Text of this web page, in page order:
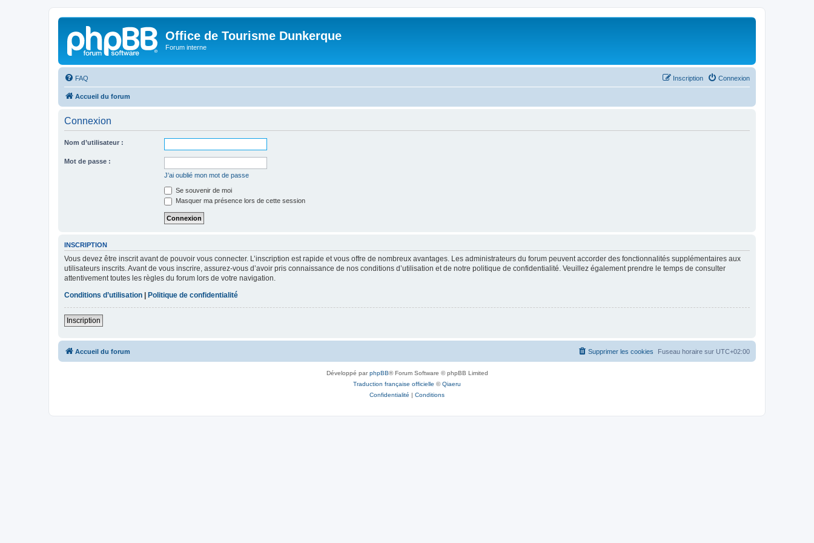
Office de Tourisme Dunkerque
Forum interne
FAQ Connexion
Inscription
Accueil du forum
Connexion
Nom d’utilisateur :
Mot de passe :
J’ai oublié mon mot de passe
Se souvenir de moi
Masquer ma présence lors de cette session
INSCRIPTION
Vous devez être inscrit avant de pouvoir vous connecter. L’inscription est rapide et vous offre de nombreux avantages. Les administrateurs du forum peuvent accorder des fonctionnalités supplémentaires aux
utilisateurs inscrits. Avant de vous inscrire, assurez-vous d’avoir pris connaissance de nos conditions d’utilisation et de notre politique de confidentialité. Veuillez également prendre le temps de consulter
attentivement toutes les règles du forum lors de votre navigation.
Conditions d’utilisation
Politique de confidentialité
Inscription
Accueil du forum Fuseau horaire sur UTC+02:00
Supprimer les cookies
Développé parphpBB® Forum Software © phpBB Limited
Traduction française officielle ©Qiaeru
Confidentialité | Conditions